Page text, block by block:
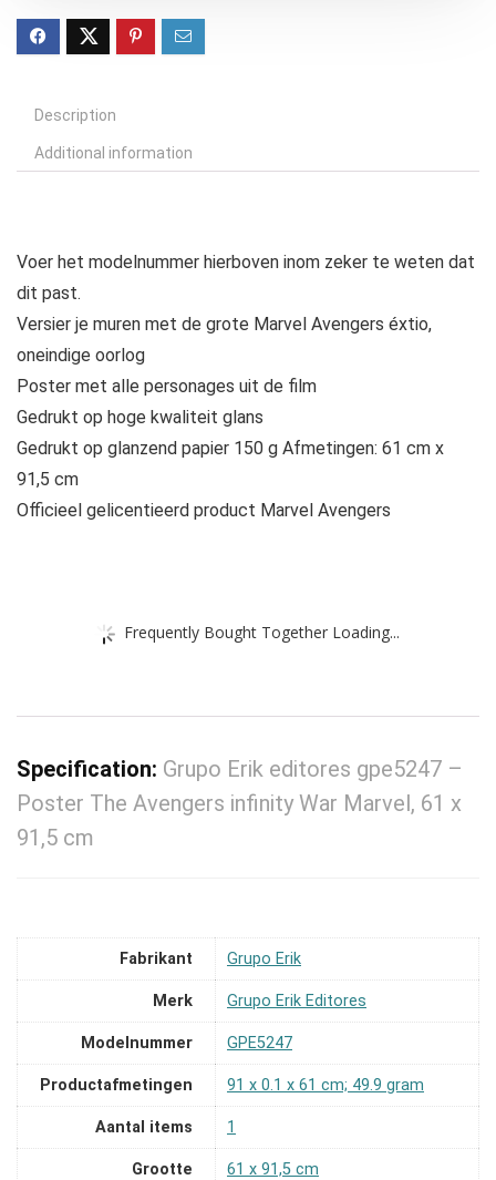
Description
Additional information
Voer het modelnummer hierboven inom zeker te weten dat
dit past.
Versier je muren met de grote Marvel Avengers éxtio,
oneindige oorlog
Poster met alle personages uit de film
Gedrukt op hoge kwaliteit glans
Gedrukt op glanzend papier 150 g Afmetingen: 61 cm x
91,5 cm
Officieel gelicentieerd product Marvel Avengers
Frequently Bought Together Loading...
Specification: Grupo Erik editores gpe5247 –
Poster The Avengers infinity War Marvel, 61 x
91,5 cm
Fabrikant ‎Grupo Erik
Merk ‎Grupo Erik Editores
Modelnummer ‎GPE5247
Productafmetingen ‎91 x 0.1 x 61 cm; 49.9 gram
Aantal items ‎1
Grootte ‎61 x 91,5 cm